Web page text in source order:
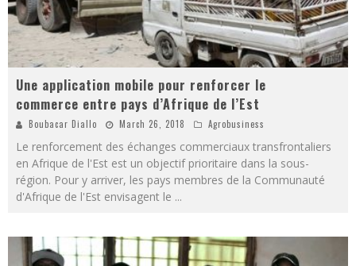
Une application mobile pour renforcer le
commerce entre pays d’Afrique de l’Est
Boubacar Diallo March 26, 2018 Agrobusiness
Le renforcement des échanges commerciaux transfrontaliers
en Afrique de l'Est est un objectif prioritaire dans la sous-
région. Pour y arriver, les pays membres de la Communauté
d'Afrique de l'Est envisagent le ...